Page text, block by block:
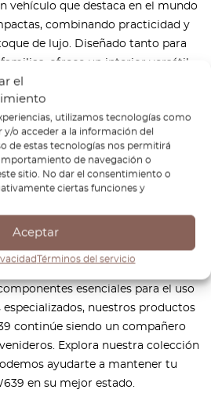
el
utilizamos tecnologías como
y/o acceder a la información del
de estas tecnologías nos permitirá
de navegación o
sitio. No dar el consentimiento o
ciertas funciones y
Aceptar
Términos del servicio
vehículo que destaca en el mundo
combinando practicidad y
de lujo. Diseñado tanto para
ofrece un interior versátil
de los asientos y los
sea que estés transportando
viajes familiares, el W639
una conducción cómoda y
características avanzadas de
espacioso y la excelencia de la
garantiza viajes con estilo y
entendemos la importancia de
W639 en las mejores condiciones.
amplia gama de piezas de alta
esenciales para el uso
nuestros productos
continúe siendo un compañero
Explora nuestra colección
ayudarte a mantener tu
en su mejor estado.